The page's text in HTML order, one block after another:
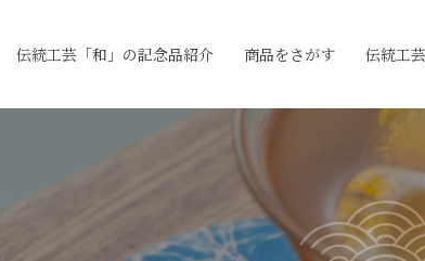
伝統工芸「和」の記念品紹介 商品をさがす 伝統工